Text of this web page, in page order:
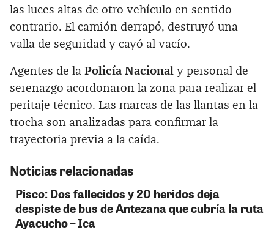
las luces altas de otro vehículo en sentido
contrario. El camión derrapó, destruyó una
valla de seguridad y cayó al vacío.
Agentes de la Policía Nacional y personal de
serenazgo acordonaron la zona para realizar el
peritaje técnico. Las marcas de las llantas en la
trocha son analizadas para confirmar la
trayectoria previa a la caída.
Noticias relacionadas
Pisco: Dos fallecidos y 20 heridos deja
despiste de bus de Antezana que cubría la ruta
Ayacucho – Ica